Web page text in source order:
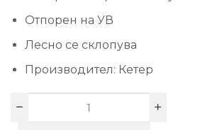
Отпорен на УВ
Лесно се склопува
Производител: Кетер